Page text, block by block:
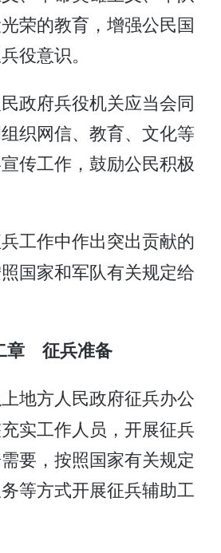
荣的教育，增强公民国
役意识。
政府兵役机关应当会同
织网信、教育、文化等
传工作，鼓励公民积极
工作中作出突出贡献的
国家和军队有关规定给
章 征兵准备
地方人民政府征兵办公
实工作人员，开展征兵
要，按照国家有关规定
等方式开展征兵辅助工